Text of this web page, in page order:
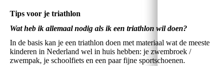
Tips voor je triathlon
Wat heb ik allemaal nodig als ik een triathlon wil doen?
In de basis kan je een triathlon doen met materiaal wat de meeste
kinderen in Nederland wel in huis hebben: je zwembroek /
zwempak, je schoolfiets en een paar fijne sportschoenen.